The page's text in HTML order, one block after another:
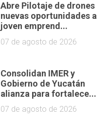
Abre Pilotaje de drones
nuevas oportunidades a
joven emprend...
07 de agosto de 2026
Consolidan IMER y
Gobierno de Yucatán
alianza para fortalece...
07 de agosto de 2026